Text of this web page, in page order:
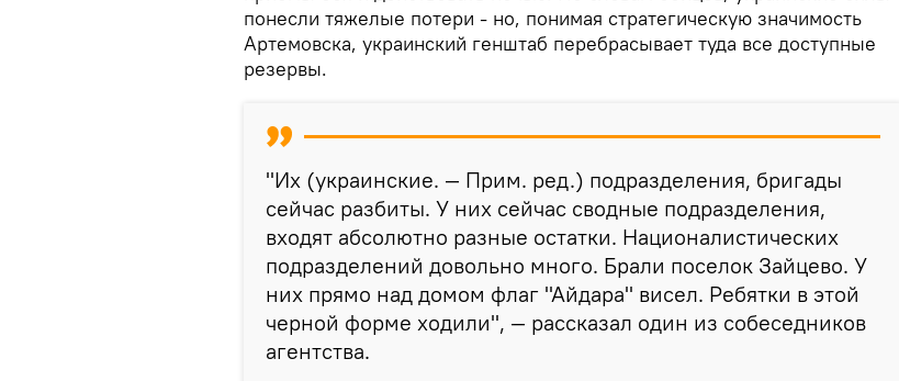
понесли тяжелые потери - но, понимая стратегическую значимость
Артемовска, украинский генштаб перебрасывает туда все доступные
резервы.
"Их (украинские. — Прим. ред.) подразделения, бригады
сейчас разбиты. У них сейчас сводные подразделения,
входят абсолютно разные остатки. Националистических
подразделений довольно много. Брали поселок Зайцево. У
них прямо над домом флаг "Айдара" висел. Ребятки в этой
черной форме ходили", — рассказал один из собеседников
агентства.